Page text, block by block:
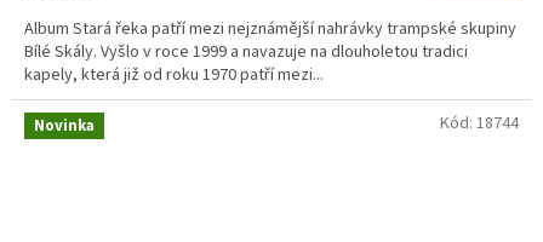
Album Stará řeka patří mezi nejznámější nahrávky trampské skupiny
Bílé Skály. Vyšlo v roce 1999 a navazuje na dlouholetou tradici
kapely, která již od roku 1970 patří mezi...
Novinka Kód: 18744